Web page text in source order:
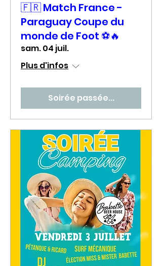
🇫🇷 Match France -
Paraguay Coupe du
monde de Foot ⚽🔥
sam. 04 juil.
Plus d'infos
Soirée passée...